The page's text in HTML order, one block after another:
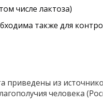
числе лактоза)
также для
приведены из
человека